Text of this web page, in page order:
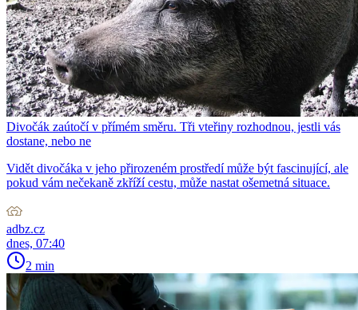
Divočák zaútočí v přímém směru. Tři vteřiny rozhodnou, jestli vás
dostane, nebo ne
Vidět divočáka v jeho přirozeném prostředí může být fascinující, ale
pokud vám nečekaně zkříží cestu, může nastat ošemetná situace.
adbz.cz
dnes, 07:40
2 min